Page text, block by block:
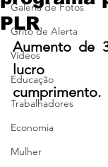
Galeria de Fotos
Grito de Alerta
Vídeos
Educação
Trabalhadores
Economia
Mulher
PLR
Aumento de
lucro
cumprimento.